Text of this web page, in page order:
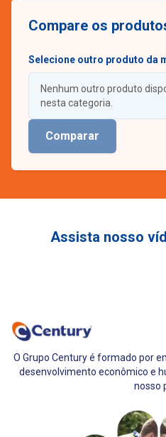
Compare os
Selecione outro produto da
Nenhum outro produto
nesta categoria.
Comparar
Assista nosso
O Grupo Century é formado por
desenvolvimento econômico e
nosso